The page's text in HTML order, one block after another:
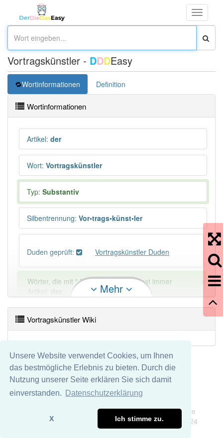
Unsere Website verwendet Cookies, um Ihnen
das bestmögliche Erlebnis zu bieten. Durch die
Nutzung unserer Seite erklären Sie sich damit
einverstanden.
Datenschutzerklärung
X Ich stimme zu.
Toggle
Vortragskünstler - DDDEasy
Wortinformationen Definition
Wortinformationen
Artikel: der
Wort: Vortragskünstler
Typ: Substantiv
Silbentrennung: Vor•trags•künst•ler
Duden geprüft: Vortragskünstler Duden
Wörter, die mit "-ler" enden, haben fast immer
Artikel:
der
DER:1 397
DAS:11Ausnahmen Beispiele
PowerIndex:5
Häufigkeit: 4 von 10
Mehr
Vortragskünstler Wiki
Wir übernehmen keine Garantie und keine Haftung für die
Richtigkeit und Vollständigkeit dieser Seite. DDDEasy 2024